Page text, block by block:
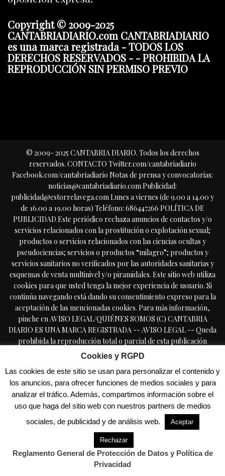
Copyright © 2009-2025
CANTABRIADIARIO.com CANTABRIADIARIO
es una marca registrada - TODOS LOS
DERECHOS RESERVADOS - - PROHIBIDA LA
REPRODUCCIÓN SIN PERMISO PREVIO
© 2009- 2025 CANTABRIA DIARIO. Todos los derechos
reservados. CONTACTO Twitter.com/cantabriadiario
Facebook.com/cantabriadiario Notas de prensa y convocatorias:
noticias@cantabriadiario.com Publicidad:
publicidad@estorrelavega.com Lunes a viernes (de 9.00 a 14.00 y
de 16.00 a 19.00 horas) Teléfono: 686447266 POLÍTICA DE
PUBLICIDAD Este periódico rechaza anuncios de contactos y/o
servicios relacionados con la prostitución o explotación sexual;
productos o servicios relacionados con las ciencias ocultas y
pseudociencias; servicios o productos “milagro”; productos y
servicios sanitarios no verificados por las autoridades sanitarias y
esquemas de venta multinivel y/o piramidales. Este sitio web utiliza
cookies para que usted tenga la mejor experiencia de usuario. Si
continúa navegando está dando su consentimiento expreso para la
aceptación de las mencionadas cookies. Para más información,
pinche en AVISO LEGAL/QUIÉNES SOMOS (C) CANTABRIA
DIARIO ES UNA MARCA REGISTRADA -- AVISO LEGAL -- Queda
prohibida la reproducción total o parcial de esta publicación
periódica, por cualquier medio o procedimiento, sin tener la
autorización previa, expresa y por escrito del editor, incluyendo el
uso directa o indirectamente comercial en forma de reseñas,
resúmenes, o extractos de prensa, a lo que se manifiesta oposición
expresa. Copyright © 2009-2025 CantabriaDiario.com Cantabria
Diario es una marca registrada - TODOS LOS DERECHOS
RESERVADOS - - PROHIBIDA LA REPRODUCCIÓN SIN
PERMISO PREVIO - Reglamento General de Protección de Datos /
Política de Privacidad
Cookies y RGPD
Las cookies de este sitio se usan para personalizar el contenido y
los anuncios, para ofrecer funciones de medios sociales y para
analizar el tráfico. Además, compartimos información sobre el
uso que haga del sitio web con nuestros partners de medios
sociales, de publicidad y de análisis web.
Aceptar
Rechazar
Reglamento General de Protección de Datos y Política de
Privacidad